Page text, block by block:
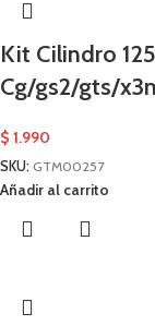
Kit Cilindro
Cg/gs2/gts/
$ 1.990
SKU: GTM00257
Añadir al carrito